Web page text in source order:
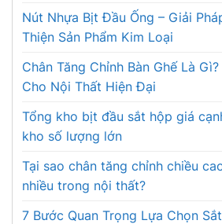
Nút Nhựa Bịt Đầu Ống – Giải
Thiện Sản Phẩm Kim Loại
Chân Tăng Chỉnh Bàn Ghế Là
Cho Nội Thất Hiện Đại
Tổng kho bịt đầu sắt hộp giá
kho số lượng lớn
Tại sao chân tăng chỉnh chiều
nhiều trong nội thất?
7 Bước Quan Trọng Lựa Chọn